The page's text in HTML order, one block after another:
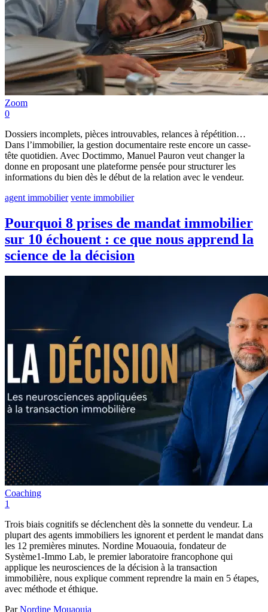
Zoom
0
Dossiers incomplets, pièces introuvables, relances à répétition…
Dans l’immobilier, la gestion documentaire reste encore un casse-
tête quotidien. Avec Doctimmo, Manuel Pauron veut changer la
donne en proposant une plateforme pensée pour structurer les
informations du bien dès le début de la relation avec le vendeur.
agent immobilier vente immobilier
Pourquoi 8 prises de mandat immobilier
sur 10 échouent : ce que nous apprend la
science de la décision
Coaching
1
Trois biais cognitifs se déclenchent dès la sonnette du vendeur. La
plupart des agents immobiliers les ignorent et perdent le mandat dans
les 12 premières minutes. Nordine Mouaouia, fondateur de
Système1-Immo Lab, le premier laboratoire francophone qui
applique les neurosciences de la décision à la transaction
immobilière, nous explique comment reprendre la main en 5 étapes,
avec méthode et éthique.
ParNordine Mouaouia